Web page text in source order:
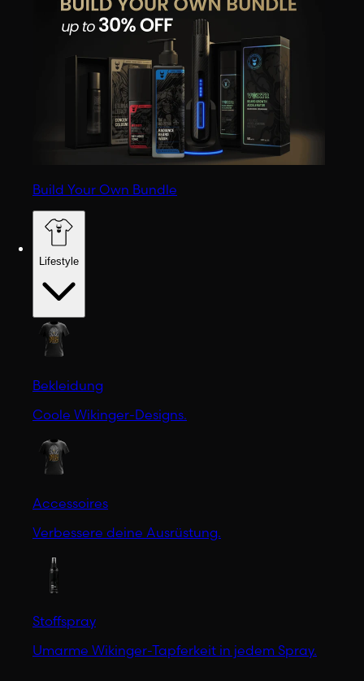
Build Your Own Bundle
Lifestyle
Bekleidung
Coole Wikinger-Designs.
Accessoires
Verbessere deine Ausrüstung.
Stoffspray
Umarme Wikinger-Tapferkeit in jedem Spray.